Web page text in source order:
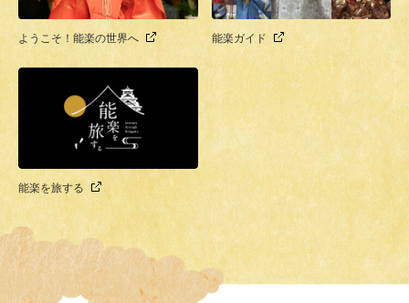
ようこそ！能楽の世界へ 能楽ガイド
能楽を旅する